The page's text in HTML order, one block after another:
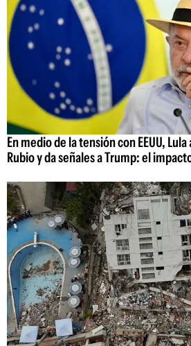
En medio de la tensión con EEUU,
Rubio y da señales a Trump: el